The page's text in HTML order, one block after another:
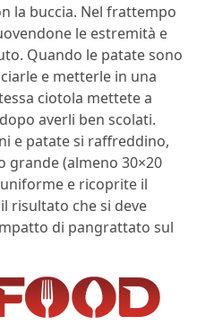
la buccia. Nel frattempo
le estremità e
Quando le patate sono
e metterle in una
ciotola mettete a
averli ben scolati.
e patate si raffreddino,
(almeno 30×20
e ricoprite il
risultato che si deve
di pangrattato sul